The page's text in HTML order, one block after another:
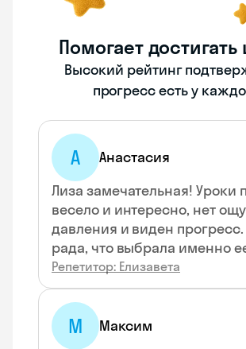
Помогает достигать
Высокий рейтинг
прогресс есть у
А Анастасия
Лиза замечательная! Уроки
весело и интересно, нет
давления и виден прогресс.
рада, что выбрала именно
Репетитор: Елизавета
М Максим